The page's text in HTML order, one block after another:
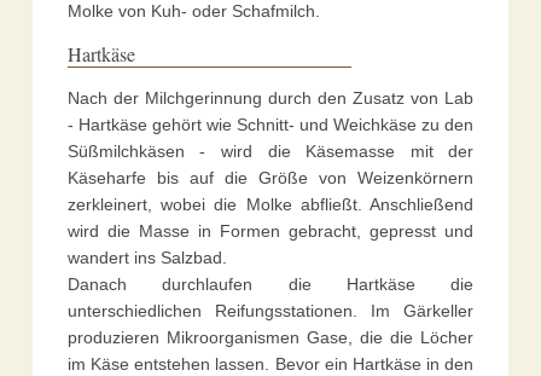
Molke von Kuh- oder Schafmilch.
Hartkäse
Nach der Milchgerinnung durch den Zusatz von Lab
- Hartkäse gehört wie Schnitt- und Weichkäse zu den
Süßmilchkäsen - wird die Käsemasse mit der
Käseharfe bis auf die Größe von Weizenkörnern
zerkleinert, wobei die Molke abfließt. Anschließend
wird die Masse in Formen gebracht, gepresst und
wandert ins Salzbad.
Danach durchlaufen die Hartkäse die
unterschiedlichen Reifungsstationen. Im Gärkeller
produzieren Mikroorganismen Gase, die die Löcher
im Käse entstehen lassen. Bevor ein Hartkäse in den